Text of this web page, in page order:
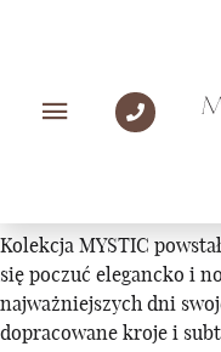
Kolekcja MYSTIC
się poczuć elegancko i
najważniejszych dni
dopracowane kroje i